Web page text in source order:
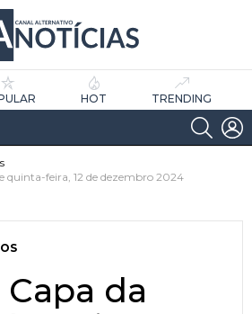
HOT TRENDING
quinta-feira, 12 de dezembro 2024
da